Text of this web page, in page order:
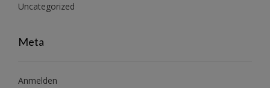
Uncategorized
Meta
Anmelden